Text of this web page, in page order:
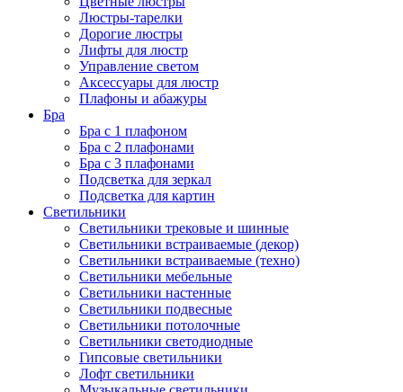
Люстры-тарелки
Дорогие люстры
Лифты для люстр
Управление светом
Аксессуары для люстр
Плафоны и абажуры
Бра
Бра с 1 плафоном
Бра с 2 плафонами
Бра с 3 плафонами
Подсветка для зеркал
Подсветка для картин
Светильники
Светильники трековые и шинные
Светильники встраиваемые (декор)
Светильники встраиваемые (техно)
Светильники мебельные
Светильники настенные
Светильники подвесные
Светильники потолочные
Светильники светодиодные
Гипсовые светильники
Лофт светильники